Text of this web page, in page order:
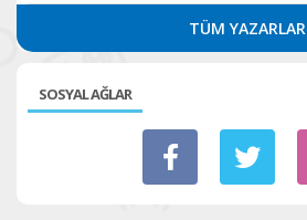
TÜM YAZARLAR
SOSYAL AĞLAR